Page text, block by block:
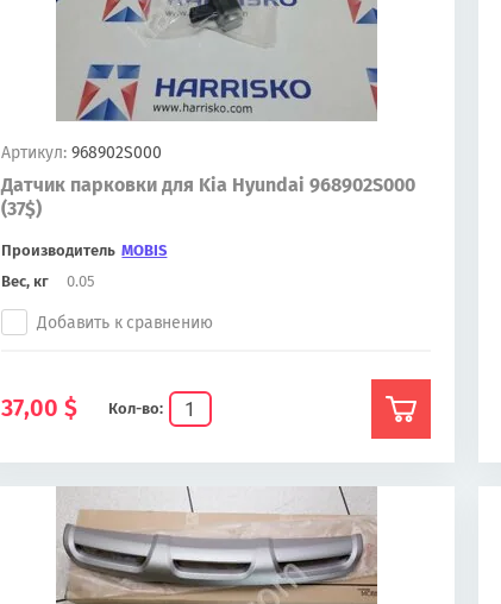
Артикул: 968902S000
Датчик парковки для Kia Hyundai 968902S000
(37$)
Производитель MOBIS
Вес, кг
0.05
Кол-во:
Добавить к сравнению
37,00 $